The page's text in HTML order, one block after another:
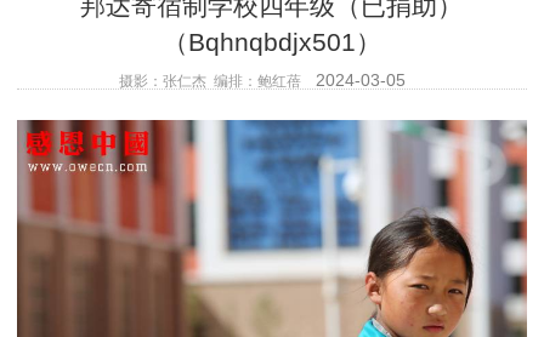
（Bqhnqbdjx501）
摄影：张仁杰 编排：鲍红蓓 2024-03-05